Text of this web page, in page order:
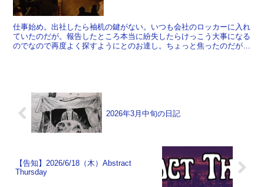
仕事始め。出社したら袖机の鍵がない。いつも会社のロッカーに入れ
ていたのだが。報告したところ本当に紛失したらけっこう大事になる
のでなので再度よく探すようにとのお達し。ちょっと焦ったのだが、
2026年3月中旬の日記
【告知】2026/6/18（木）Abstract
Thursday